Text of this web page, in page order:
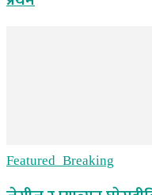
Featured_Breaking